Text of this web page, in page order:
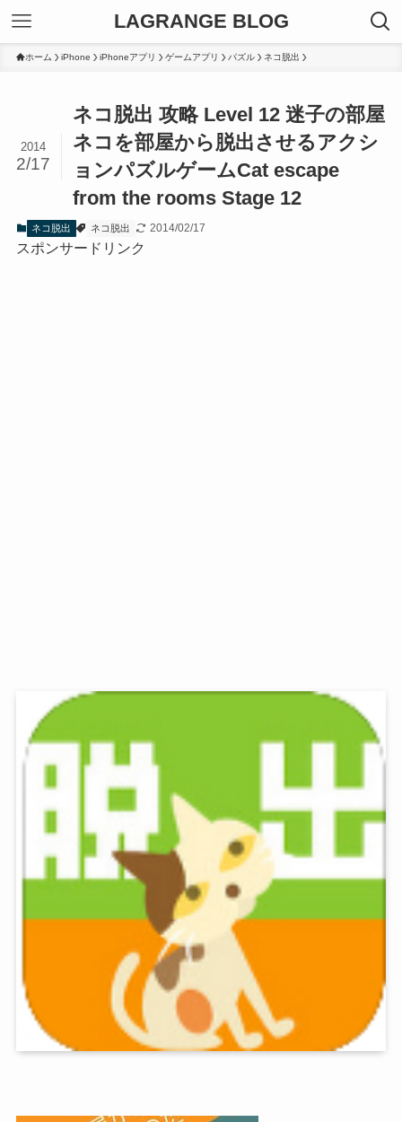
LAGRANGE BLOG
ホーム iPhone iPhoneアプリ ゲームアプリ パズル ネコ脱出
ネコ脱出 攻略 Level 12 迷子の部屋
ネコを部屋から脱出させるアクシ
ョンパズルゲームCat escape
from the rooms Stage 12
2014
2/17
ネコ脱出 ネコ脱出 2014/02/17
スポンサードリンク